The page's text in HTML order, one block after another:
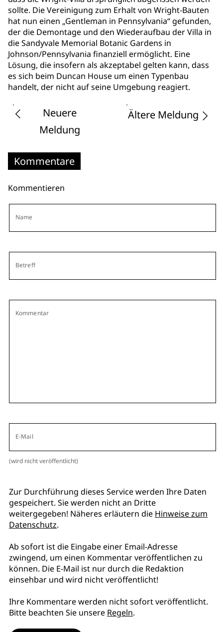
sollte. Die Vereinigung zum Erhalt von Wright-Bauten
hat nun einen „Gentleman in Pennsylvania“ gefunden,
der die Demontage und den Wiederaufbau der Villa in
die Sandyvale Memorial Botanic Gardens in
Johnson/Pennsylvania finanziell ermöglicht. Eine
Lösung, die insofern als akzeptabel gelten kann, dass
es sich beim Duncan House um einen Typenbau
handelt, der nicht auf seine Umgebung reagiert.
Neuere
Meldung
Ältere Meldung
Kommentare
Kommentieren
Name
Betreff
Kommentar
E-Mail
(wird nicht veröffentlicht)
Zur Durchführung dieses Service werden Ihre Daten
gespeichert. Sie werden nicht an Dritte
weitergegeben! Näheres erläutern die Hinweise zum
Datenschutz.
Ab sofort ist die Eingabe einer Email-Adresse
zwingend, um einen Kommentar veröffentlichen zu
können. Die E-Mail ist nur durch die Redaktion
einsehbar und wird nicht veröffentlicht!
Ihre Kommentare werden nicht sofort veröffentlicht.
Bitte beachten Sie unsere Regeln.